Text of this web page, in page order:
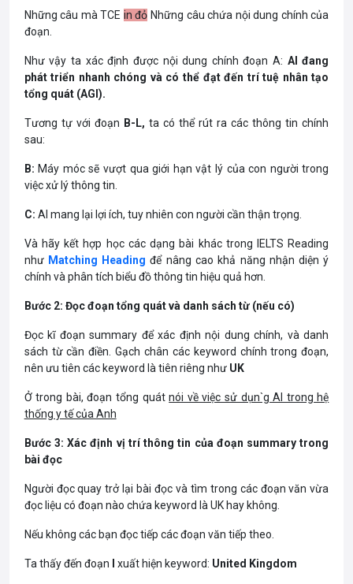
Những câu mà TCE in đỏ Những câu chứa nội dung chính của
đoạn.
Như vậy ta xác định được nội dung chính đoạn A: AI đang
phát triển nhanh chóng và có thể đạt đến trí tuệ nhân tạo
tổng quát (AGI).
Tương tự với đoạn B-L, ta có thể rút ra các thông tin chính
sau:
B: Máy móc sẽ vượt qua giới hạn vật lý của con người trong
việc xử lý thông tin.
C: AI mang lại lợi ích, tuy nhiên con người cần thận trọng.
Và hãy kết hợp học các dạng bài khác trong IELTS Reading
như Matching Heading để nâng cao khả năng nhận diện ý
chính và phân tích biểu đồ thông tin hiệu quả hơn.
Bước 2: Đọc đoạn tổng quát và danh sách từ (nếu có)
Đọc kĩ đoạn summary để xác định nội dung chính, và danh
sách từ cần điền. Gạch chân các keyword chính trong đoạn,
nên ưu tiên các keyword là tiên riêng như UK
Ở trong bài, đoạn tổng quátnói về việc sử dụn`g AI trong hệ
thống y tế của Anh
Bước 3: Xác định vị trí thông tin của đoạn summary trong
bài đọc
Người đọc quay trở lại bài đọc và tìm trong các đoạn văn vừa
đọc liệu có đoạn nào chứa keyword là UK hay không.
Nếu không các bạn đọc tiếp các đoạn văn tiếp theo.
Ta thấy đến đoạn xuất hiện keyword: United Kingdom